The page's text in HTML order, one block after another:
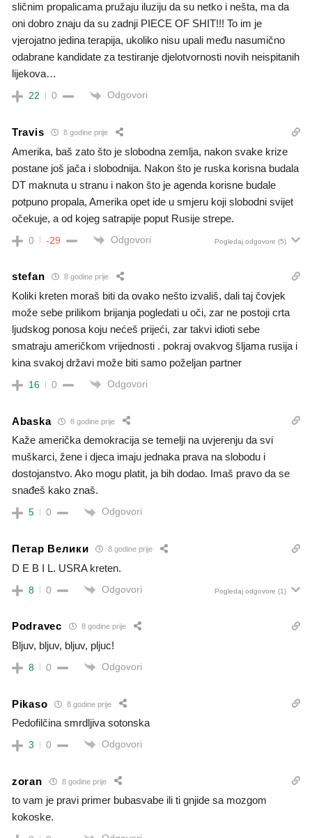
sličnim propalicama pružaju iluziju da su netko i nešta, ma da
oni dobro znaju da su zadnji PIECE OF SHIT!!! To im je
vjerojatno jedina terapija, ukoliko nisu upali među nasumično
odabrane kandidate za testiranje djelotvornosti novih neispitanih
lijekova…
22 0 Odgovori
Travis 8 godine prije
Amerika, baš zato što je slobodna zemlja, nakon svake krize
postane još jača i slobodnija. Nakon što je ruska korisna budala
DT maknuta u stranu i nakon što je agenda korisne budale
potpuno propala, Amerika opet ide u smjeru koji slobodni svijet
očekuje, a od kojeg satrapije poput Rusije strepe.
0 -29 Odgovori Pogledaj odgovore (5)
stefan 8 godine prije
Koliki kreten moraš biti da ovako nešto izvališ, dali taj čovjek
može sebe prilikom brijanja pogledati u oči, zar ne postoji crta
ljudskog ponosa koju nećeš prijeći, zar takvi idioti sebe
smatraju američkom vrijednosti . pokraj ovakvog šljama rusija i
kina svakoj državi može biti samo poželjan partner
16 0 Odgovori
Abaska 8 godine prije
Kaže američka demokracija se temelji na uvjerenju da svi
muškarci, žene i djeca imaju jednaka prava na slobodu i
dostojanstvo. Ako mogu platit, ja bih dodao. Imaš pravo da se
snađeš kako znaš.
5 0 Odgovori
Петар Велики 8 godine prije
D E B I L. USRA kreten.
8 0 Odgovori Pogledaj odgovore (1)
Podravec 8 godine prije
Bljuv, bljuv, bljuv, pljuc!
8 0 Odgovori
Pikaso 8 godine prije
Pedofilčina smrdljiva sotonska
3 0 Odgovori
zoran 8 godine prije
to vam je pravi primer bubasvabe ili ti gnjide sa mozgom
kokoske.